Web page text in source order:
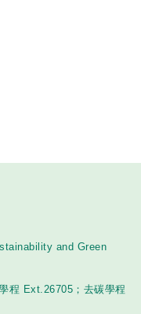
除技術、觸媒/電
科技研究學院
and Green
程 Ext.26705；去碳學程